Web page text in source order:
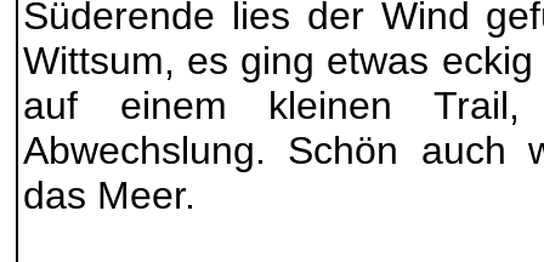
Süderende lies der Wind
Wittsum, es ging etwas
auf einem kleinen Trail,
Abwechslung. Schön auch
das Meer.